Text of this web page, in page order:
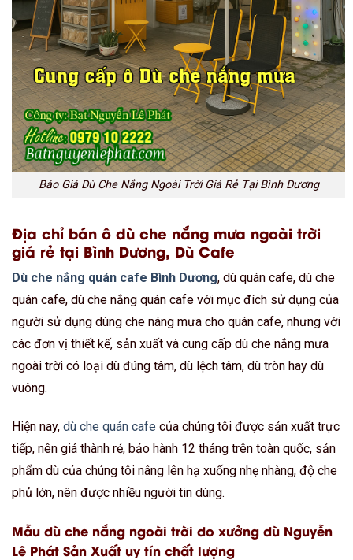
Báo Giá Dù Che Nắng Ngoài Trời Giá Rẻ Tại Bình Dương
Địa chỉ bán ô dù che nắng mưa ngoài trời
giá rẻ tại Bình Dương, Dù Cafe
Dù che nắng quán cafe Bình Dương, dù quán cafe, dù che
quán cafe, dù che nắng quán cafe với mục đích sử dụng của
người sử dụng dùng che náng mưa cho quán cafe, nhưng với
các đơn vị thiết kế, sản xuất và cung cấp dù che nắng mưa
ngoài trời có loại dù đúng tâm, dù lệch tâm, dù tròn hay dù
vuông.
Hiện nay, dù che quán cafe của chúng tôi được sản xuất trực
tiếp, nên giá thành rẻ, bảo hành 12 tháng trên toàn quốc, sản
phẩm dù của chúng tôi nâng lên hạ xuống nhẹ nhàng, độ che
phủ lớn, nên được nhiều người tin dùng.
Mẫu dù che nắng ngoài trời do xưởng dù Nguyễn
Lê Phát Sản Xuất uy tín chất lượng